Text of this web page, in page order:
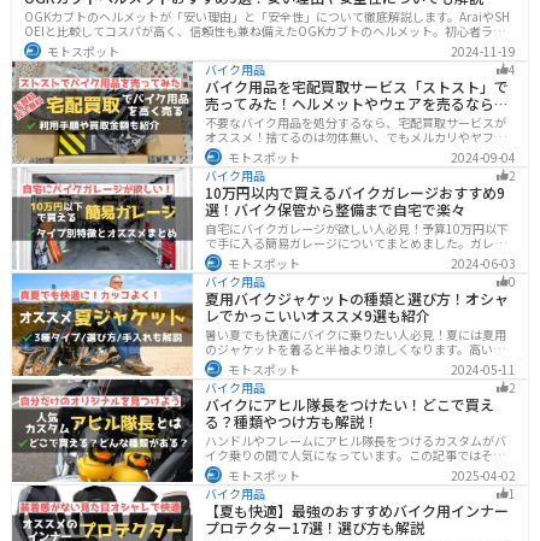
OGKカブトのヘルメットが「安い理由」と「安全性」について徹底解説します。AraiやSH
OEIと比較してコスパが高く、信頼性も兼ね備えたOGKカブトのヘルメット。初心者ライ
ダーからベテランまでおすすめのモデル9選と、実際の口コミや評判、選び方も詳しく紹介
します。モトスポット
2024-11-19
バイク用品
4
バイク用品を宅配買取サービス「ストスト」で
売ってみた！ヘルメットやウェアを売るならオ
ススメ
不要なバイク用品を処分するなら、宅配買取サービスが
オススメ！捨てるのは勿体無い、でもメルカリやヤフオ
クに出すのは面倒だし手数料がかかる...STST（ストス
ト）なら手数料や送料など完全無料で、自宅から送るだ
けでOKなので超簡単に売れます！ストストを実際に使っ
てみたので、流れや買取金額などを紹介します。
モトスポット
2024-09-04
バイク用品
2
10万円以内で買えるバイクガレージおすすめ9
選！バイク保管から整備まで自宅で楽々
自宅にバイクガレージが欲しい人必見！予算10万円以下
で手に入る簡易ガレージについてまとめました。ガレー
ジの種類やメリットデメリットからオススメ商品まで徹
底解説しますので、自宅にセキュリティの高いバイク保
管庫や整備場所が欲しい方は参考にしてください。
モトスポット
2024-06-03
バイク用品
0
夏用バイクジャケットの種類と選び方！オシャ
レでかっこいいオススメ9選も紹介
暑い夏でも快適にバイクに乗りたい人必見！夏には夏用
のジャケットを着ると半袖より涼しくなります。高い透
湿性のフルメッシュ素材やハーフメッシュはもちろん、
デザイン性に優れたテキスタイルジャケットもあるの
で、カッコよくバイクに乗りたい人でも使える装備があ
ります。
モトスポット
2024-05-11
バイク用品
2
バイクにアヒル隊長をつけたい！どこで買え
る？種類やつけ方も解説！
ハンドルやフレームにアヒル隊長をつけるカスタムがバ
イク乗りの間で人気になっています。この記事ではそん
なアヒル隊長について、どこで買えるのかどんな種類が
あるのか、バイクに付ける際の注意点などまとめまし
た。アヒル隊長でオリジナルカスタムをしたい人は参考
にしてください。
モトスポット
2025-04-02
バイク用品
1
【夏も快適】最強のおすすめバイク用インナー
プロテクター17選！選び方も解説